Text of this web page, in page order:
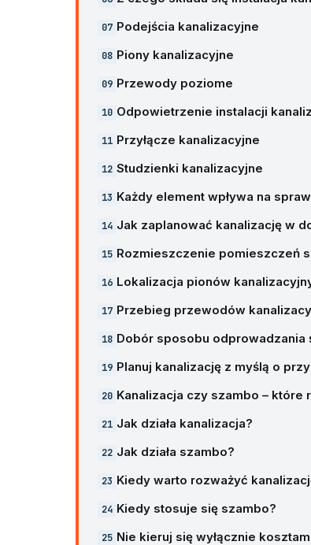
Podejścia kanalizacyjne
Piony kanalizacyjne
Przewody poziome
Odpowietrzenie instalacji
Przyłącze kanalizacyjne
Studzienki kanalizacyjne
Każdy element wpływa na
Jak zaplanować kanalizację w
Rozmieszczenie pomieszczeń
Lokalizacja pionów
Przebieg przewodów
Dobór sposobu odprowadzania
Planuj kanalizację z myślą o
Kanalizacja czy szambo – które
Jak działa kanalizacja?
Jak działa szambo?
Kiedy warto rozważyć
Kiedy stosuje się szambo?
Nie kieruj się wyłącznie